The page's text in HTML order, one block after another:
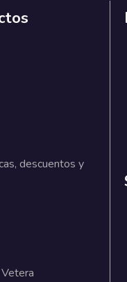
descuentos y